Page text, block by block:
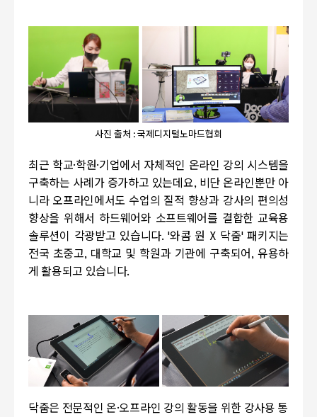
사진 출처 : 국제디지털노마드협회
최근 학교·학원·기업에서 자체적인 온라인 강의 시스템을
구축하는 사례가 증가하고 있는데요, 비단 온라인뿐만 아
니라 오프라인에서도 수업의 질적 향상과 강사의 편의성
향상을 위해서 하드웨어와 소프트웨어를 결합한 교육용
솔루션이 각광받고 있습니다.'와콤 원 X 닥줌' 패키지는
전국 초중고, 대학교 및 학원과 기관에 구축되어, 유용하
게 활용되고 있습니다.
닥줌은 전문적인 온·오프라인 강의 활동을 위한 강사용 통